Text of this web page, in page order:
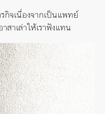
จเนื่องจากเป็นแพทย์
าเล่าให้เราฟังแทน